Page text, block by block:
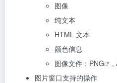
图像
纯文本
HTML 文本
颜色信息
图像文件： PNG ,
图片窗口支持的操作